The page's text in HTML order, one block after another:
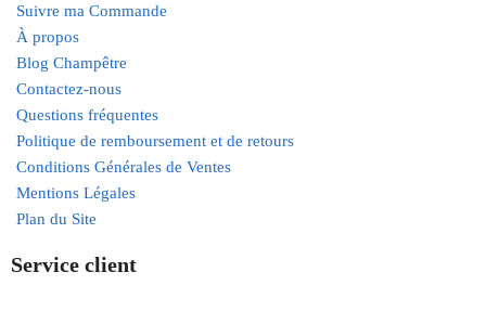
Suivre ma Commande
À propos
Blog Champêtre
Contactez-nous
Questions fréquentes
Politique de remboursement et de retours
Conditions Générales de Ventes
Mentions Légales
Plan du Site
Service client